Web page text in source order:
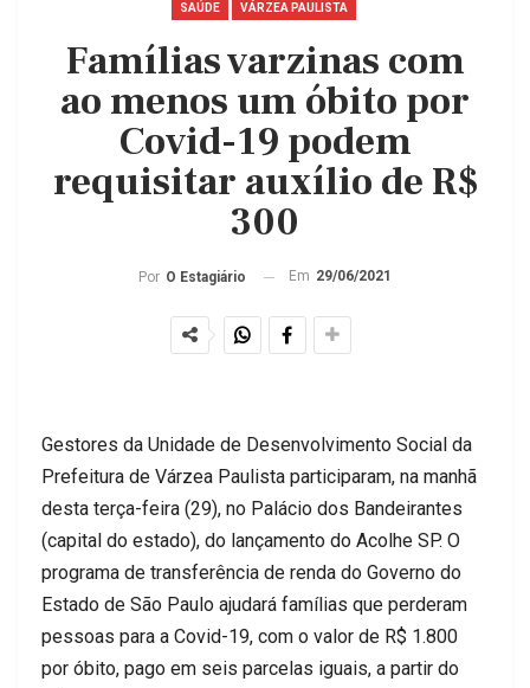
SAÚDE VÁRZEA PAULISTA
Famílias varzinas com
ao menos um óbito por
Covid-19 podem
requisitar auxílio de R$
300
Por O Estagiário Em 29/06/2021
Gestores da Unidade de Desenvolvimento Social da
Prefeitura de Várzea Paulista participaram, na manhã
desta terça-feira (29), no Palácio dos Bandeirantes
(capital do estado), do lançamento do Acolhe SP. O
programa de transferência de renda do Governo do
Estado de São Paulo ajudará famílias que perderam
pessoas para a Covid-19, com o valor de R$ 1.800
por óbito, pago em seis parcelas iguais, a partir do